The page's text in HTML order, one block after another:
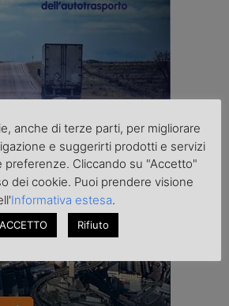
anche di terze parti, per migliorare
e suggerirti prodotti e servizi
preferenze. Cliccando su "Accetto"
dei cookie. Puoi prendere visione
Informativa estesa.
ACCETTO Rifiuto